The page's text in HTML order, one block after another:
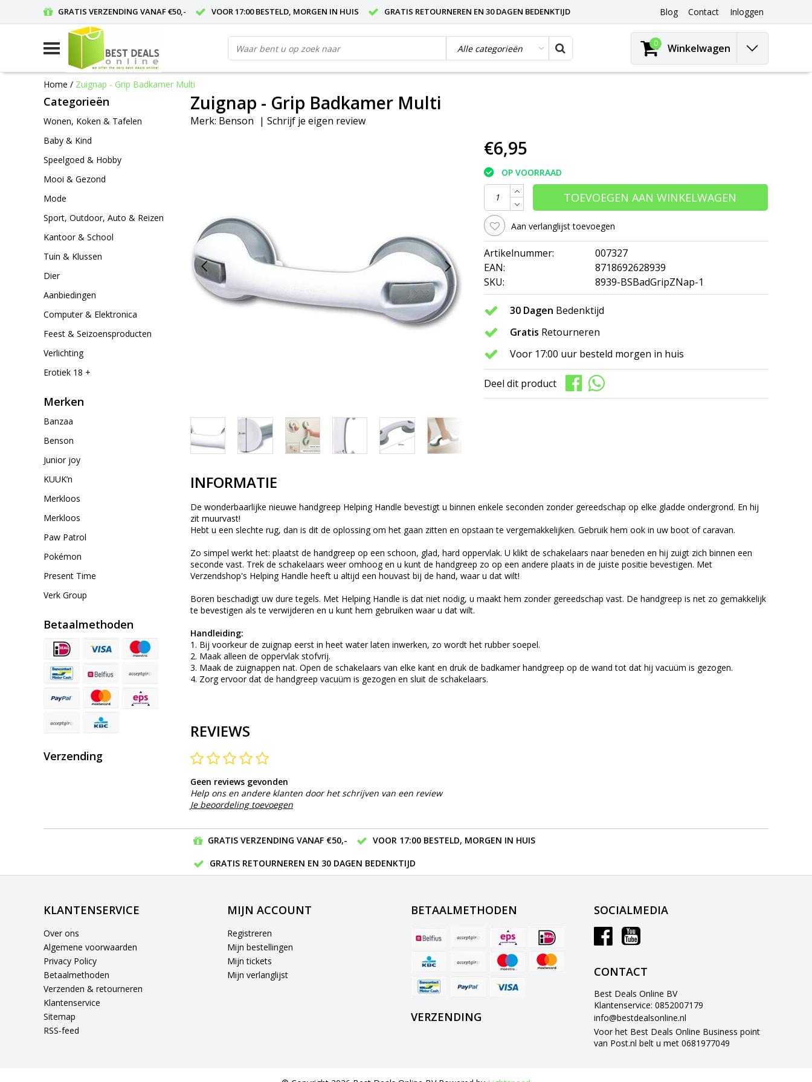
GRATIS VERZENDING VANAF €50,- VOOR 17:00 BESTELD, MORGEN IN HUIS GRATIS RETOURNEREN EN 30 DAGEN BEDENKTIJD Blog Contact Inloggen
0 Winkelwagen
Home / Zuignap - Grip Badkamer Multi
Categorieën
Wonen, Koken & Tafelen
Baby & Kind
Speelgoed & Hobby
Mooi & Gezond
Mode
Sport, Outdoor, Auto & Reizen
Kantoor & School
Tuin & Klussen
Dier
Aanbiedingen
Computer & Elektronica
Feest & Seizoensproducten
Verlichting
Erotiek 18 +
Merken
Banzaa
Benson
Junior joy
KUUK’n
Merkloos
Merkloos
Paw Patrol
Pokémon
Present Time
Verk Group
Betaalmethoden
Verzending
Zuignap - Grip Badkamer Multi
Merk: Benson | Schrijf je eigen review
€6,95
OP VOORRAAD
TOEVOEGEN AAN WINKELWAGEN
Aan verlanglijst toevoegen
Artikelnummer:
007327
EAN:
8718692628939
SKU:
8939-BSBadGripZNap-1
30 Dagen Bedenktijd
Gratis Retourneren
Voor 17:00 uur besteld morgen in huis
Deel dit product
INFORMATIE
De wonderbaarlijke nieuwe handgreep Helping Handle bevestigt u binnen enkele seconden zonder gereedschap op elke gladde ondergrond. En hij
zit muurvast!
Hebt u een slechte rug, dan is dit de oplossing om het gaan zitten en opstaan te vergemakkelijken. Gebruik hem ook in uw boot of caravan.
Zo simpel werkt het: plaatst de handgreep op een schoon, glad, hard oppervlak. U klikt de schakelaars naar beneden en hij zuigt zich binnen een
seconde vast. Trek de schakelaars weer omhoog en u kunt de handgreep zo op een andere plaats in de juiste positie bevestigen. Met
Verzendshop's Helping Handle heeft u altijd een houvast bij de hand, waar u dat wilt!
Boren beschadigt uw dure tegels. Met Helping Handle is dat niet nodig, u maakt hem zonder gereedschap vast. De handgreep is net zo gemakkelijk
te bevestigen als te verwijderen en u kunt hem gebruiken waar u dat wilt.
Handleiding:
1. Bij voorkeur de zuignap eerst in heet water laten inwerken, zo wordt het rubber soepel.
2. Maak alleen de oppervlak stofvrij.
3. Maak de zuignappen nat. Open de schakelaars van elke kant en druk de badkamer handgreep op de wand tot dat hij vacuüm is gezogen.
4. Zorg ervoor dat de handgreep vacuüm is gezogen en sluit de schakelaars.
REVIEWS
Geen reviews gevonden
Help ons en andere klanten door het schrijven van een review
Je beoordeling toevoegen
GRATIS VERZENDING VANAF €50,-
VOOR 17:00 BESTELD, MORGEN IN HUIS
GRATIS RETOURNEREN EN 30 DAGEN BEDENKTIJD
KLANTENSERVICE
Over ons
Algemene voorwaarden
Privacy Policy
Betaalmethoden
Verzenden & retourneren
Klantenservice
Sitemap
RSS-feed
MIJN ACCOUNT
Registreren
Mijn bestellingen
Mijn tickets
Mijn verlanglijst
BETAALMETHODEN
VERZENDING
SOCIALMEDIA
CONTACT
Best Deals Online BV
Klantenservice: 0852007179
info@bestdealsonline.nl
Voor het Best Deals Online Business point
van Post.nl belt u met 0681977049